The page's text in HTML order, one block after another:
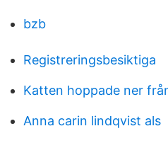
bzb
Registreringsbesiktiga
Katten hoppade ner
Anna carin lindqvist als